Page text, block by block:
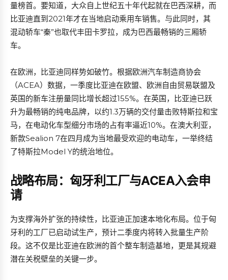
量榜首。要知道，大众自上世纪五十年代起就在巴西深耕，而
比亚迪直到2021年才在当地启动乘用车销售。与此同时，其
混动轿车“秦”也取代丰田卡罗拉，成为巴西最畅销的三厢轿
车。
在欧洲，比亚迪同样势如破竹。根据欧洲汽车制造商协会
（ACEA）数据，一季度比亚迪在欧盟、欧洲自由贸易联盟及
英国的新车注册量同比增长超过155%。在英国，比亚迪已跃
升为最畅销的纯电品牌，以约1.3万辆的交付量击败特斯拉和宝
马，在电动化车型细分市场的占有率逼近10%。在澳大利亚，
新款Sealion 7在四月成为当地最受欢迎的电动车，一举终结
了特斯拉Model Y的统治地位。
战略布局：匈牙利工厂与ACEA入会申
请
为支撑海外扩张的持续性，比亚迪正加速本地化布局。位于匈
牙利的工厂已启动试生产，预计二季度内将转入批量生产阶
段。这不仅是比亚迪在欧洲的首个整车制造基地，更是其规避
潜在关税壁垒的关键一步。